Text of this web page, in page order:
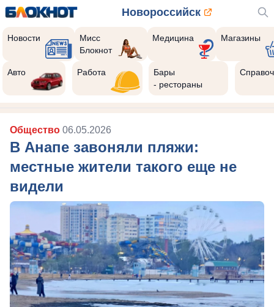
Новороссийск
Новости
Мисс
Блокнот
Медицина Магазины
Авто Работа
Бары
- рестораны
Общество 06.05.2026
В Анапе завоняли пляжи:
местные жители такого еще не
видели